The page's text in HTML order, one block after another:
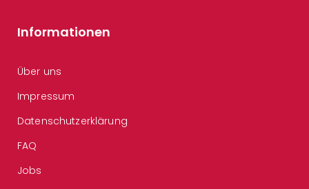
Informationen
Über uns
Impressum
Datenschutzerklärung
FAQ
Jobs